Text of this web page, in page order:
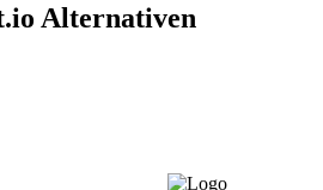
Alternativen